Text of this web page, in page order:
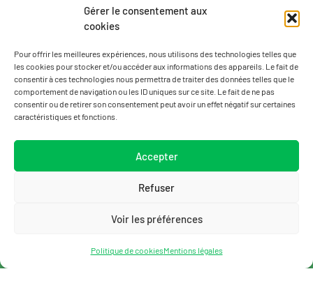
Gérer le consentement aux
cookies
Pour offrir les meilleures expériences, nous utilisons des technologies telles que
les cookies pour stocker et/ou accéder aux informations des appareils. Le fait de
consentir à ces technologies nous permettra de traiter des données telles que le
comportement de navigation ou les ID uniques sur ce site. Le fait de ne pas
consentir ou de retirer son consentement peut avoir un effet négatif sur certaines
caractéristiques et fonctions.
Accepter
Refuser
Voir les préférences
Politique de cookiesMentions légales